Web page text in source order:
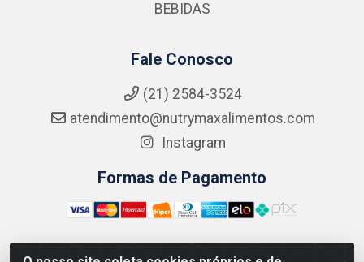
BEBIDAS
Fale Conosco
(21) 2584-3524
atendimento@nutrymaxalimentos.com
Instagram
Formas de Pagamento